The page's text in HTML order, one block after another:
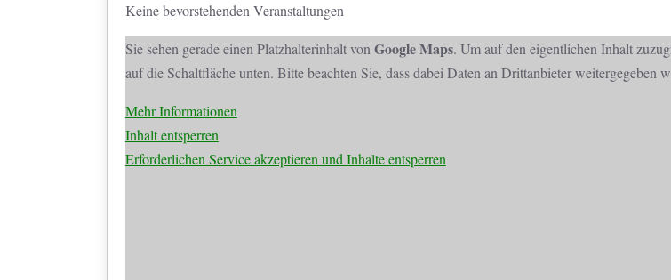
Keine bevorstehenden Veranstaltungen
Sie sehen gerade einen Platzhalterinhalt von Google Maps. Um auf den eigentlichen Inhalt
auf die Schaltfläche unten. Bitte beachten Sie, dass dabei Daten an Drittanbieter weitergegeben
Mehr Informationen
Inhalt entsperren
Erforderlichen Service akzeptieren und Inhalte entsperren